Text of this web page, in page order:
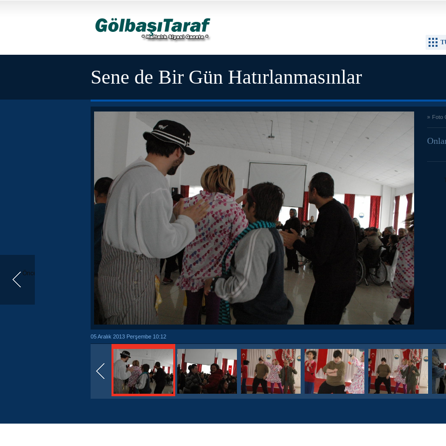
Önceki
Sene de Bir Gün Hatırlanmasınlar
» Foto
05 Aralık 2013 Perşembe 10:12